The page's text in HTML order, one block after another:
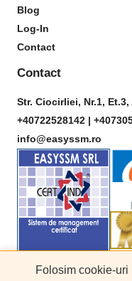
Folosim cookie-uri
Blog
Log-In
Contact
Contact
Str. Ciocirliei, Nr.1,
+40722528142 |
info@easyssm.ro